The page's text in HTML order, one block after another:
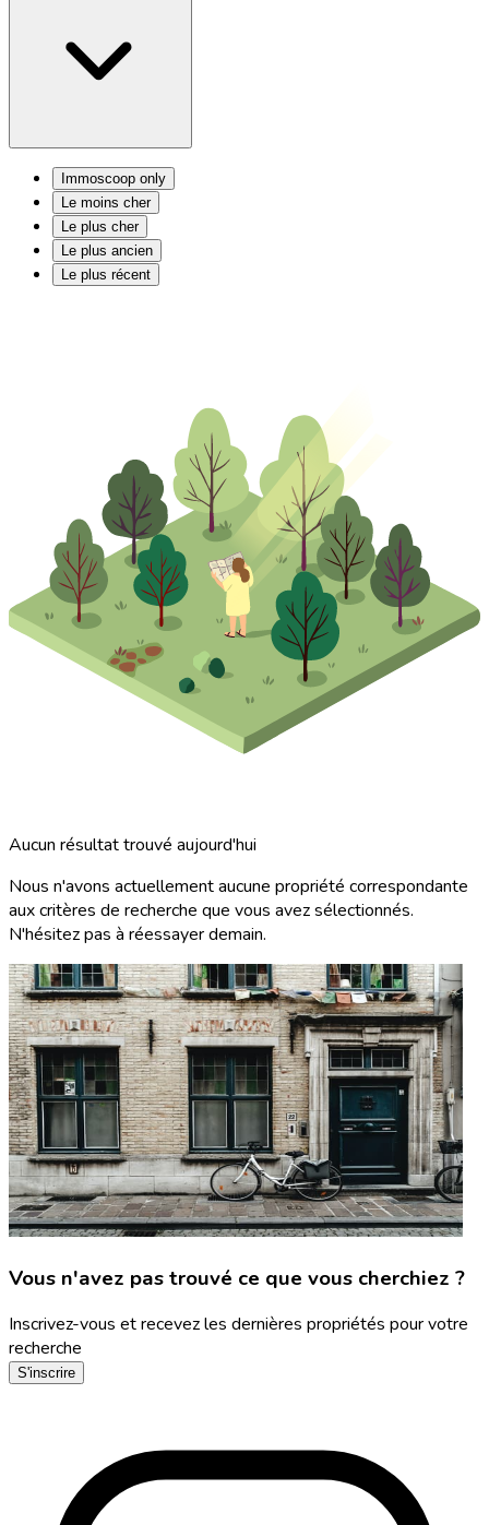
Immoscoop only
Le moins cher
Le plus cher
Le plus ancien
Le plus récent
Aucun résultat trouvé aujourd'hui
Nous n'avons actuellement aucune propriété correspondante
aux critères de recherche que vous avez sélectionnés.
N'hésitez pas à réessayer demain.
Vous n'avez pas trouvé ce que vous cherchiez ?
Inscrivez-vous et recevez les dernières propriétés pour votre
recherche
S'inscrire